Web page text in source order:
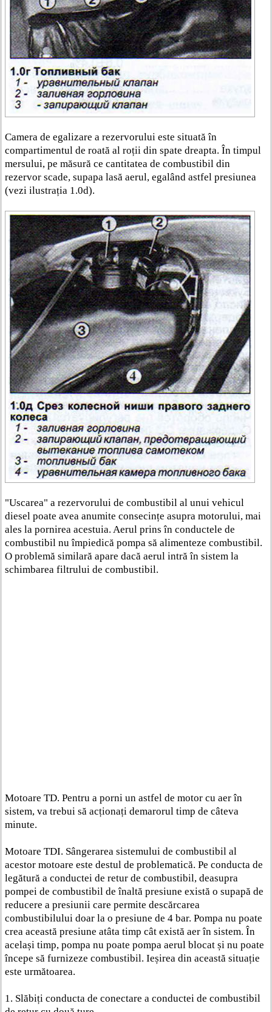
Camera de egalizare a rezervorului este situată în
compartimentul de roată al roții din spate dreapta. În timpul
mersului, pe măsură ce cantitatea de combustibil din
rezervor scade, supapa lasă aerul, egalând astfel presiunea
(vezi ilustrația 1.0d).
"Uscarea" a rezervorului de combustibil al unui vehicul
diesel poate avea anumite consecințe asupra motorului, mai
ales la pornirea acestuia. Aerul prins în conductele de
combustibil nu împiedică pompa să alimenteze combustibil.
O problemă similară apare dacă aerul intră în sistem la
schimbarea filtrului de combustibil.
Motoare TD. Pentru a porni un astfel de motor cu aer în
sistem, va trebui să acționați demarorul timp de câteva
minute.
Motoare TDI. Sângerarea sistemului de combustibil al
acestor motoare este destul de problematică. Pe conducta de
legătură a conductei de retur de combustibil, deasupra
pompei de combustibil de înaltă presiune există o supapă de
reducere a presiunii care permite descărcarea
combustibilului doar la o presiune de 4 bar. Pompa nu poate
crea această presiune atâta timp cât există aer în sistem. În
același timp, pompa nu poate pompa aerul blocat și nu poate
începe să furnizeze combustibil. Ieșirea din această situație
este următoarea.
1. Slăbiți conducta de conectare a conductei de combustibil